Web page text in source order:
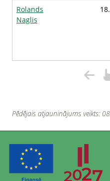
Rolands
Naglis
18.
Pēdējais atjauninājums veikts: